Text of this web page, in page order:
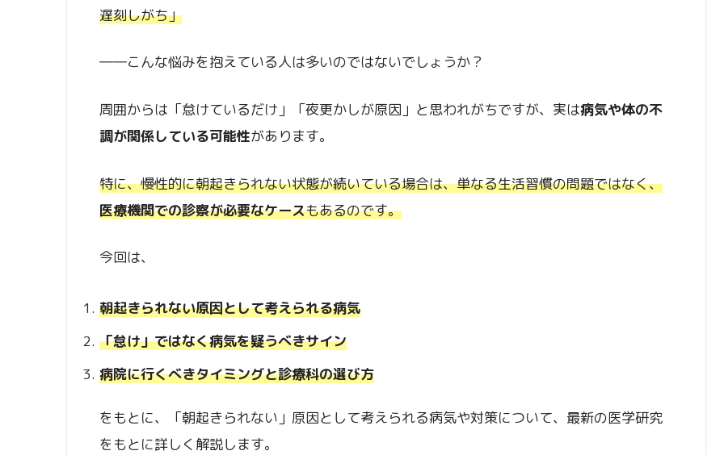
遅刻しがち」
――こんな悩みを抱えている人は多いのではないでしょうか？
周囲からは「怠けているだけ」「夜更かしが原因」と思われがちですが、実は病気や体の不
調が関係している可能性があります。
特に、慢性的に朝起きられない状態が続いている場合は、単なる生活習慣の問題ではなく、
医療機関での診察が必要なケースもあるのです。
今回は、
朝起きられない原因として考えられる病気
「怠け」ではなく病気を疑うべきサイン
病院に行くべきタイミングと診療科の選び方
をもとに、「朝起きられない」原因として考えられる病気や対策について、最新の医学研究
をもとに詳しく解説します。